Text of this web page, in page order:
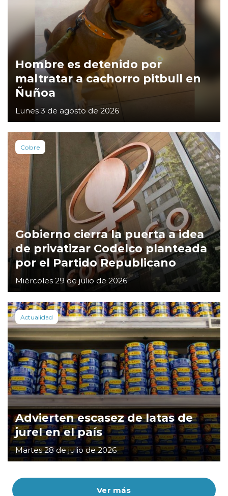
Ver más
Hombre es detenido por
maltratar a cachorro pitbull en
Ñuñoa
Lunes 3 de agosto de 2026
Cobre
Gobierno cierra la puerta a idea
de privatizar Codelco planteada
por el Partido Republicano
Miércoles 29 de julio de 2026
Actualidad
Advierten escasez de latas de
jurel en el país
Martes 28 de julio de 2026